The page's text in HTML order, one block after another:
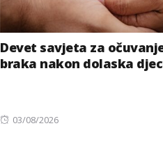
Devet savjeta za
braka nakon dolaska
Posted
03/08/2026